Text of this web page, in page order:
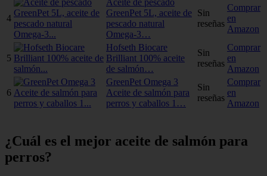
4
GreenPet 5L, aceite de
pescado natural
Omega-3…
Sin
reseñas
Comprar
en
Amazon
5
Hofseth Biocare
Brilliant 100% aceite
de salmón…
Sin
reseñas
Comprar
en
Amazon
6
GreenPet Omega 3
Aceite de salmón para
perros y caballos 1…
Sin
reseñas
Comprar
en
Amazon
¿Cuál es el mejor aceite de salmón para
perros?